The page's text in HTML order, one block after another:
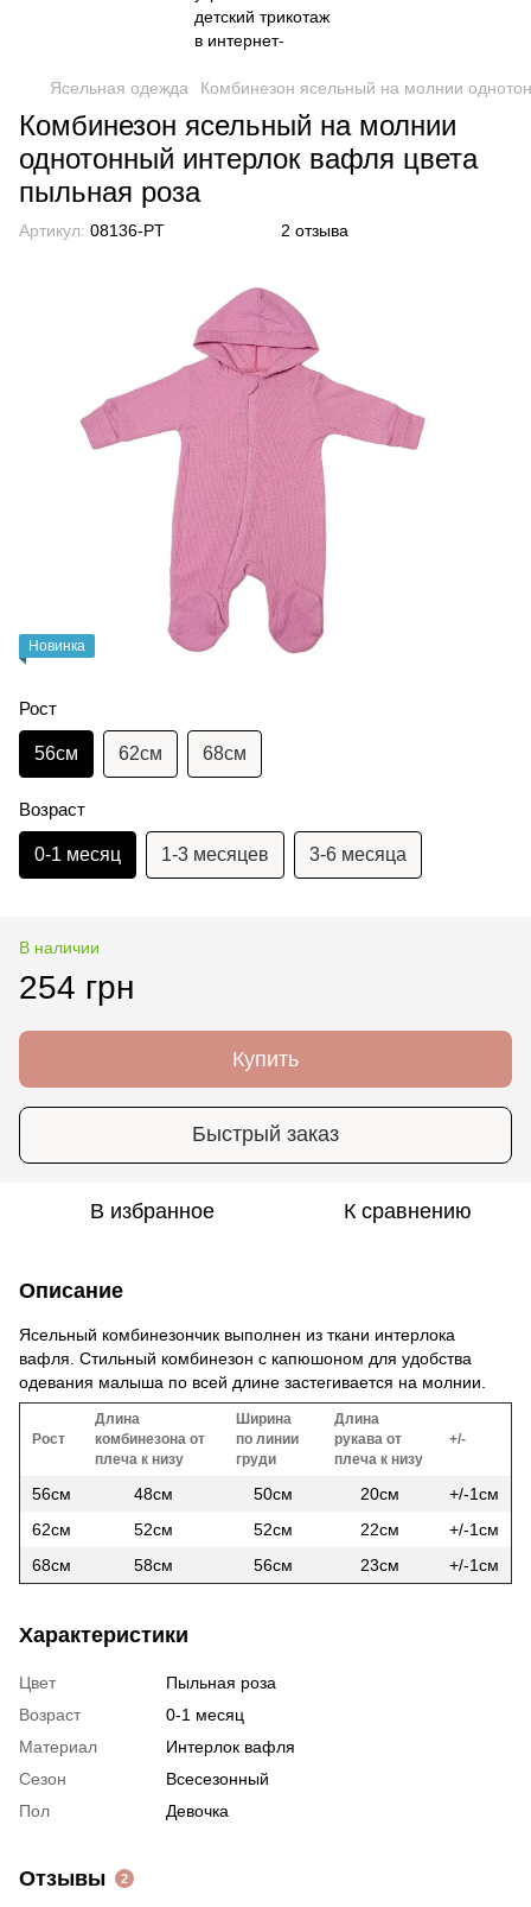
Ясельная одежда Комбинезон ясельный на молнии
Комбинезон ясельный на молнии
однотонный интерлок вафля цвета
пыльная роза
Артикул: 08136-PT 2 отзыва
Новинка
Рост
56см 62см 68см
Возраст
0-1 месяц 1-3 месяцев 3-6 месяца
В наличии
254 грн
Купить
Быстрый заказ
В избранное К сравнению
Описание
Ясельный комбинезончик выполнен из ткани интерлока
вафля. Стильный комбинезон с капюшоном для удобства
одевания малыша по всей длине застегивается на молнии.
Рост
Длина
комбинезона от
плеча к низу
Ширина
по линии
груди
Длина
рукава от
плеча к низу
+/-
56см 48см 50см 20см
+/-1см
62см
52см 52см 22см
+/-1см
68см
58см 56см 23см +/-1см
Характеристики
Цвет
Пыльная роза
Возраст
0-1 месяц
Материал
Интерлок вафля
Сезон
Всесезонный
Пол
Девочка
Отзывы 2